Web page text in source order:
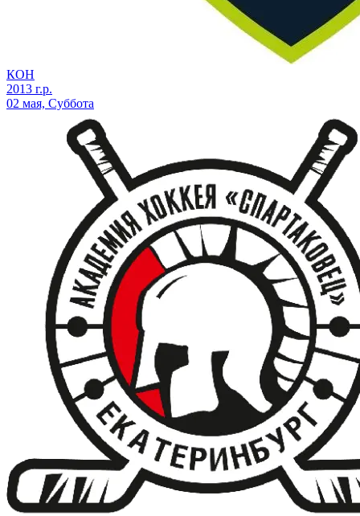
КОН
2013 г.р.
02 мая, Суббота